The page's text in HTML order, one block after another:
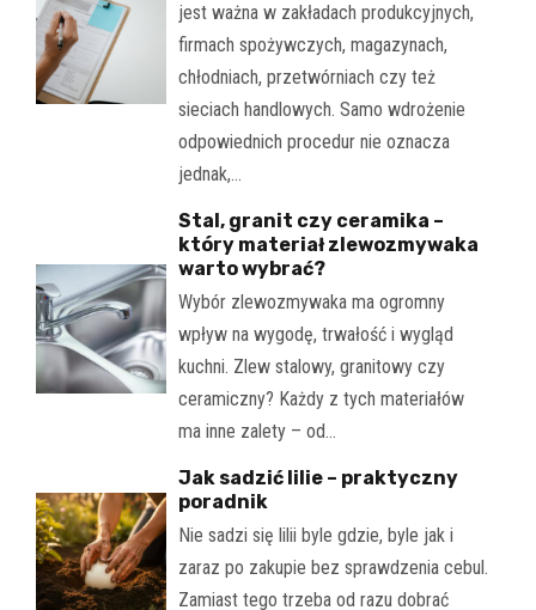
jest ważna w zakładach produkcyjnych,
firmach spożywczych, magazynach,
chłodniach, przetwórniach czy też
sieciach handlowych. Samo wdrożenie
odpowiednich procedur nie oznacza
jednak,…
Stal, granit czy ceramika –
który materiał zlewozmywaka
warto wybrać?
Wybór zlewozmywaka ma ogromny
wpływ na wygodę, trwałość i wygląd
kuchni. Zlew stalowy, granitowy czy
ceramiczny? Każdy z tych materiałów
ma inne zalety – od…
Jak sadzić lilie – praktyczny
poradnik
Nie sadzi się lilii byle gdzie, byle jak i
zaraz po zakupie bez sprawdzenia cebul.
Zamiast tego trzeba od razu dobrać